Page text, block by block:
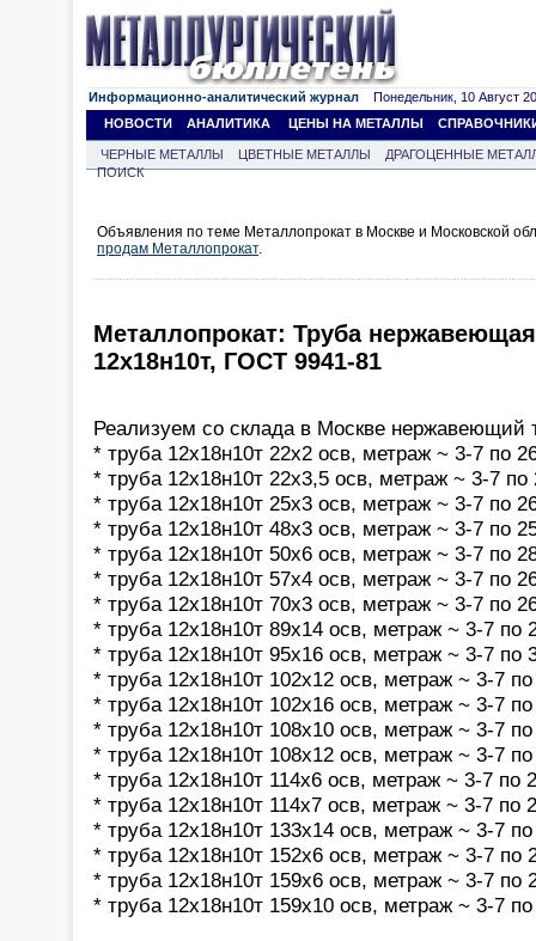
Информационно-аналитический журнал Понедельник, 10 Август
НОВОСТИ
АНАЛИТИКА ЦЕНЫ НА МЕТАЛЛЫ
ЧЕРНЫЕ МЕТАЛЛЫ ЦВЕТНЫЕ МЕТАЛЛЫ
ДРАГОЦЕННЫЕ
ПОИСК
Объявления по теме Металлопрокат в Москве и Московской
продам Металлопрокат.
Металлопрокат: Труба
12х18н10т, ГОСТ 9941-81
Реализуем со склада в Москве нержавеющий
* труба 12х18н10т 22х2 осв, метраж ~ 3-7 по
* труба 12х18н10т 22х3,5 осв, метраж ~ 3-7 по
* труба 12х18н10т 25х3 осв, метраж ~ 3-7 по
* труба 12х18н10т 48х3 осв, метраж ~ 3-7 по
* труба 12х18н10т 50х6 осв, метраж ~ 3-7 по
* труба 12х18н10т 57х4 осв, метраж ~ 3-7 по
* труба 12х18н10т 70х3 осв, метраж ~ 3-7 по
* труба 12х18н10т 89х14 осв, метраж ~ 3-7 по
* труба 12х18н10т 95х16 осв, метраж ~ 3-7 по
* труба 12х18н10т 102х12 осв, метраж ~ 3-7 по
* труба 12х18н10т 102х16 осв, метраж ~ 3-7 по
* труба 12х18н10т 108х10 осв, метраж ~ 3-7 по
* труба 12х18н10т 108х12 осв, метраж ~ 3-7 по
* труба 12х18н10т 114х6 осв, метраж ~ 3-7 по
* труба 12х18н10т 114х7 осв, метраж ~ 3-7 по
* труба 12х18н10т 133х14 осв, метраж ~ 3-7 по
* труба 12х18н10т 152х6 осв, метраж ~ 3-7 по
* труба 12х18н10т 159х6 осв, метраж ~ 3-7 по
* труба 12х18н10т 159х10 осв, метраж ~ 3-7 по